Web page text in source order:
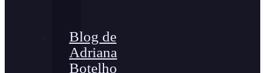
Blog de
Adriana
Botelho